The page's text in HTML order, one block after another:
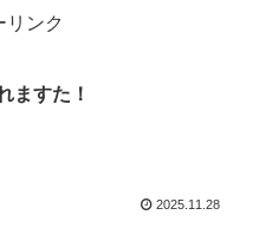
リンク
ますた！
2025.11.28